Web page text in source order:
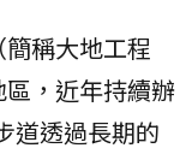
稱大地工程
，近年持續辦
道透過長期的